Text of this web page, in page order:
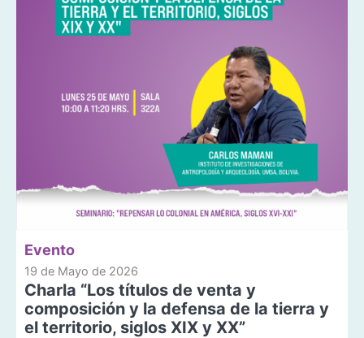
Evento
19 de Mayo de 2026
Charla “Los títulos de venta y
composición y la defensa de la tierra y
el territorio, siglos XIX y XX”